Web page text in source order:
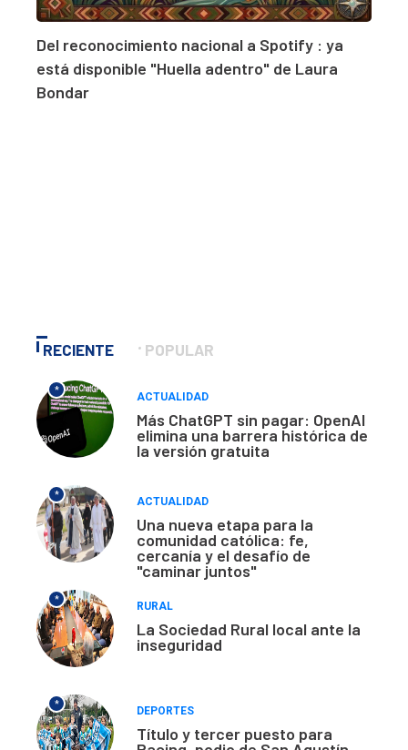
Del reconocimiento nacional a Spotify : ya
está disponible "Huella adentro" de Laura
Bondar
RECIENTE POPULAR
*
ACTUALIDAD
Más ChatGPT sin pagar: OpenAI
elimina una barrera histórica de
la versión gratuita
*
ACTUALIDAD
Una nueva etapa para la
comunidad católica: fe,
cercanía y el desafío de
"caminar juntos"
*
RURAL
La Sociedad Rural local ante la
inseguridad
*
DEPORTES
Título y tercer puesto para